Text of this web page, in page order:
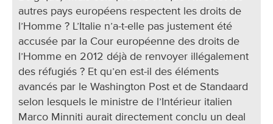
autres pays européens respectent les droits de
l’Homme ? L’Italie n’a-t-elle pas justement été
accusée par la Cour européenne des droits de
l’Homme en 2012 déjà de renvoyer illégalement
des réfugiés ? Et qu’en est-il des éléments
avancés par le Washington Post et de Standaard
selon lesquels le ministre de l’Intérieur italien
Marco Minniti aurait directement conclu un deal